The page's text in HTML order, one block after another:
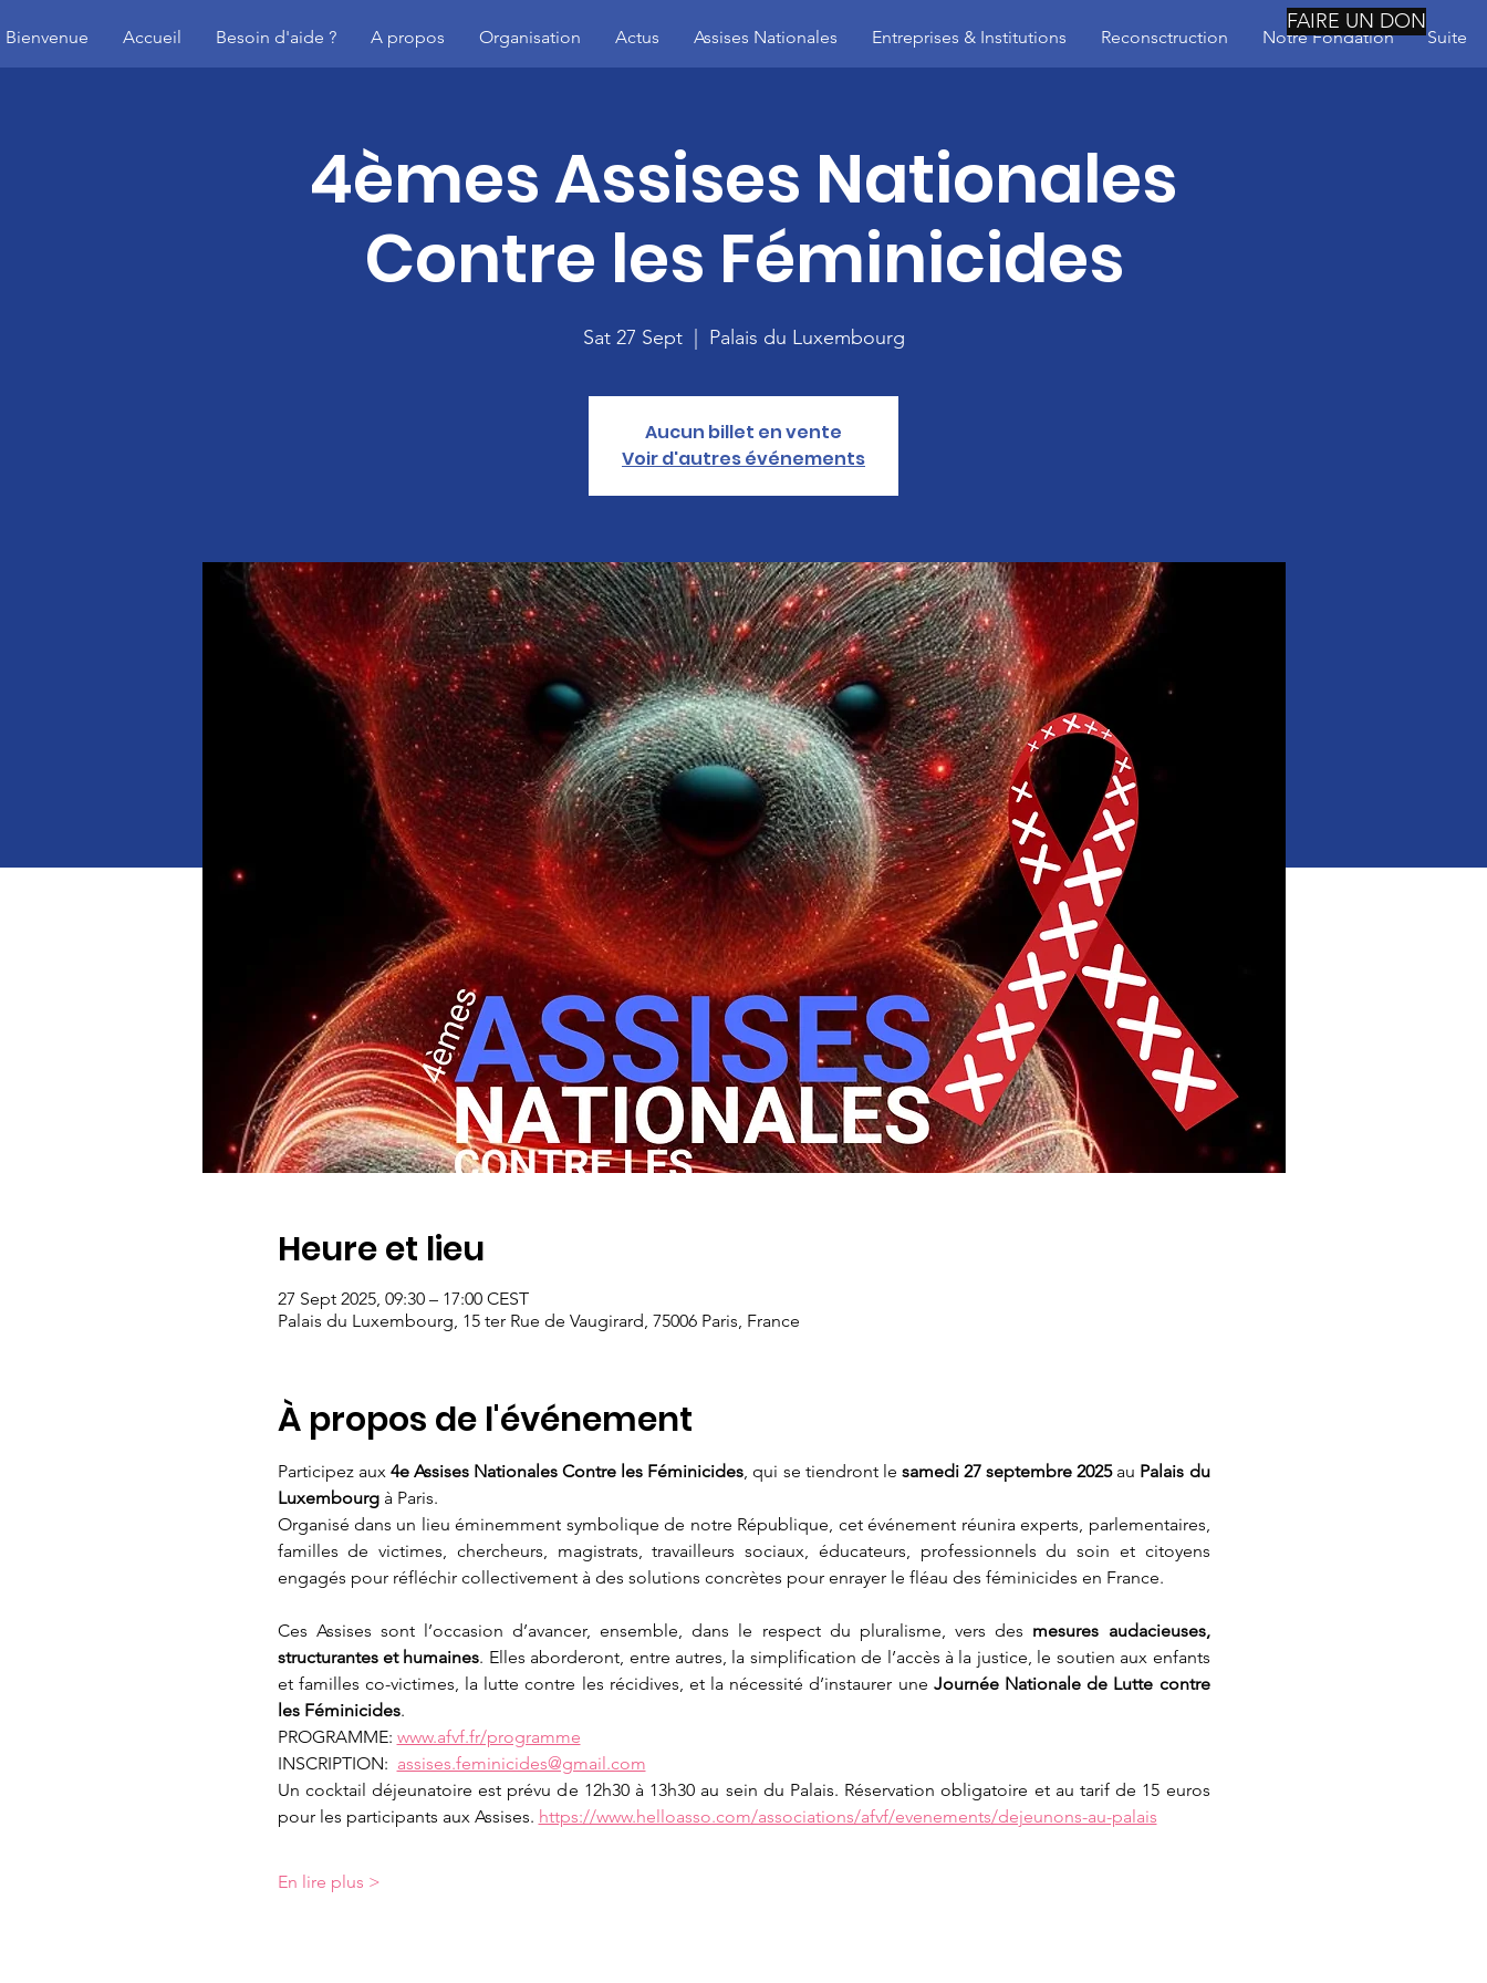
Bienvenue Accueil Besoin d'aide ? A propos Organisation Actus Assises Nationales Entreprises & Institutions Reconsctruction Notre Fondation Suite
FAIRE UN DON
4èmes Assises Nationales
Contre les Féminicides
Sat 27 Sept
  |
Palais du Luxembourg
Aucun billet en vente
Voir d'autres événements
Heure et lieu
27 Sept 2025, 09:30 – 17:00 CEST
Palais du Luxembourg, 15 ter Rue de Vaugirard, 75006 Paris, France
À propos de l'événement
Participez aux 4e Assises Nationales Contre les Féminicides, qui se tiendront le samedi 27 septembre 2025 au Palais du
Luxembourg à Paris.
Organisé dans un lieu éminemment symbolique de notre République, cet événement réunira experts, parlementaires,
familles de victimes, chercheurs, magistrats, travailleurs sociaux, éducateurs, professionnels du soin et citoyens
engagés pour réfléchir collectivement à des solutions concrètes pour enrayer le fléau des féminicides en France.
Ces Assises sont l’occasion d’avancer, ensemble, dans le respect du pluralisme, vers des mesures audacieuses,
structurantes et humaines. Elles aborderont, entre autres, la simplification de l’accès à la justice, le soutien aux enfants
et familles co-victimes, la lutte contre les récidives, et la nécessité d’instaurer une Journée Nationale de Lutte contre
les Féminicides.
PROGRAMME: www.afvf.fr/programme
INSCRIPTION: assises.feminicides@gmail.com
Un cocktail déjeunatoire est prévu de 12h30 à 13h30 au sein du Palais. Réservation obligatoire et au tarif de 15 euros
pour les participants aux Assises. https://www.helloasso.com/associations/afvf/evenements/dejeunons-au-palais
En lire plus >